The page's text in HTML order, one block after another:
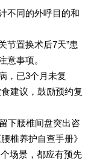
同的外呼目的和
置换术后7天”患
意事项。
，已3个月未复
建议，鼓励预约复
下腰椎间盘突出咨
椎养护自查手册》
场景，都应有预先